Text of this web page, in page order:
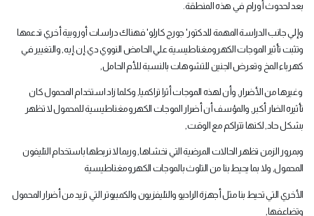
بعد لحدوث أورام في هذه المنطقة‏.‏
وإلي جانب الدراسة المهمة للدكتور‏'‏ جورج كارلو‏'‏ فهناك دراسات أوروبية أخري تدعمها
وتثبت تأثير الموجات الكهرومغناطيسية علي الحامض النووي دي‏.‏إن‏.‏إيه‏,‏ والتغيير في
كهرباء المخ وتعرض الجنين للتشوهات بالنسبة للأم الحامل‏
‏ وغيرها من الأضرار‏,‏ وأن لهذه الموجات أثرا تراكميا‏,‏ وكلما زاد استخدام المحمول كان
تأثيره الضار أكبر‏,‏ والمؤسف أن أضرار الموجات الكهرومغناطيسية للمحمول لا تظهر
بشكل حاد‏,‏ لكنها تتراكم مع الوقت‏,‏
وبمرور الزمن تظهر الحالات المرضية التي نخشاها‏,‏ وربما لا نربطها باستخدام التليفون
المحمول‏,‏ ولا بما يحيط بنا من التلوث بالموجات الكهرومغناطيسية
الأخري التي تحيط بنا مثل أجهزة الراديو والتليفزيون والكمبيوتر التي تزيد من أضرار المحمول
وتضاعفها‏